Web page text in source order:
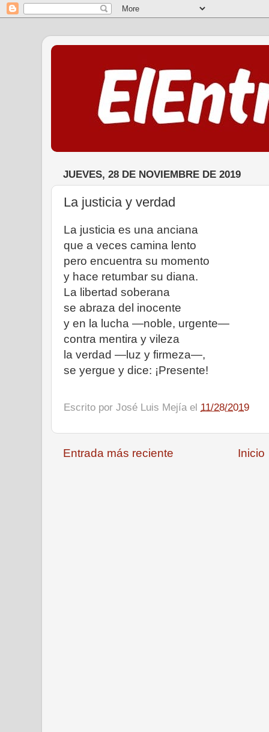
JUEVES, 28 DE NOVIEMBRE DE 2019
La justicia y verdad
La justicia es una anciana
que a veces camina lento
pero encuentra su momento
y hace retumbar su diana.
La libertad soberana
se abraza del inocente
y en la lucha —noble, urgente—
contra mentira y vileza
la verdad —luz y firmeza—,
se yergue y dice: ¡Presente!
Escrito por José Luis Mejía el 11/28/2019
Entrada más reciente Inicio